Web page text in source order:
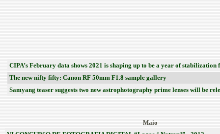
CIPA’s February data shows 2021 is shaping up to be a year of
The new nifty fifty: Canon RF 50mm F1.8 sample gallery
Samyang teaser suggests two new astrophotography prime lenses will be
Maio